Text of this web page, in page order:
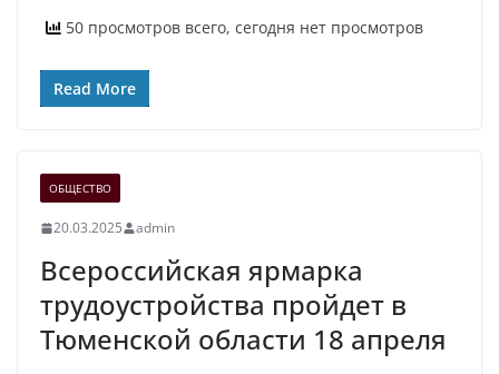
50 просмотров всего, сегодня нет просмотров
Read More
ОБЩЕСТВО
20.03.2025 admin
Всероссийская ярмарка
трудоустройства пройдет в
Тюменской области 18 апреля